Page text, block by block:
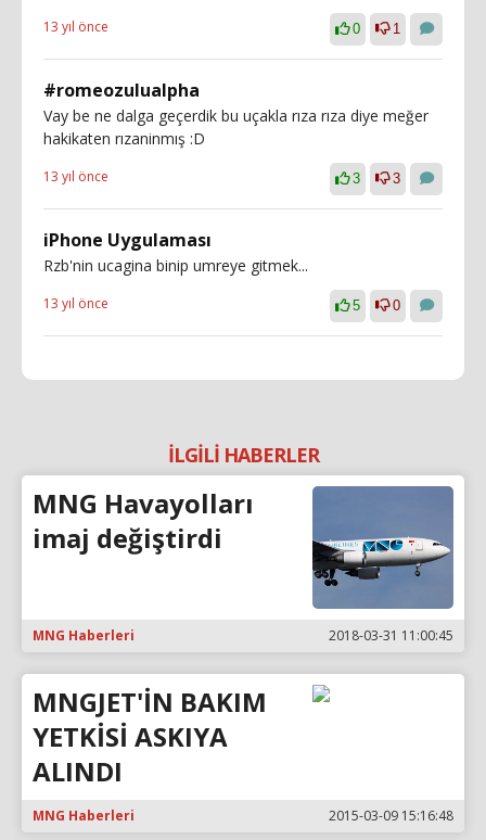
13 yıl önce 0 1
#romeozulualpha
Vay be ne dalga geçerdik bu uçakla rıza rıza diye meğer
hakikaten rızaninmış :D
13 yıl önce 3 3
iPhone Uygulaması
Rzb'nin ucagina binip umreye gitmek...
13 yıl önce 5 0
İLGİLİ HABERLER
MNG Havayolları
imaj değiştirdi
MNG Haberleri 2018-03-31 11:00:45
MNGJET'İN BAKIM
YETKİSİ ASKIYA
ALINDI
MNG Haberleri 2015-03-09 15:16:48